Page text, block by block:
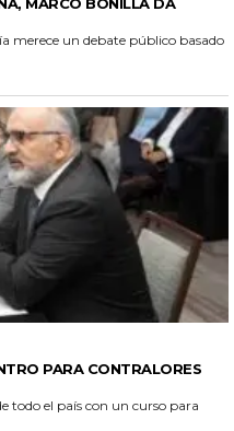
PARA CONTRALORES
todo el país con un curso para